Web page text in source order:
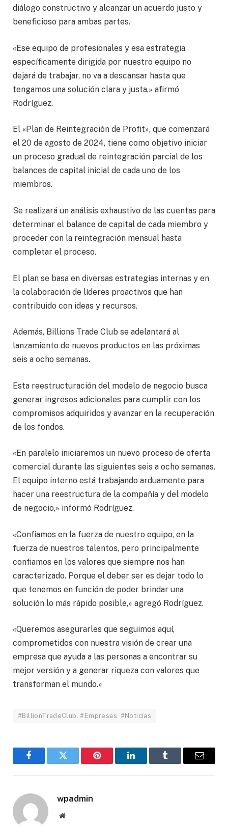
diálogo constructivo y alcanzar un acuerdo justo y
beneficioso para ambas partes.
«Ese equipo de profesionales y esa estrategia
específicamente dirigida por nuestro equipo no
dejará de trabajar, no va a descansar hasta que
tengamos una solución clara y justa,» afirmó
Rodríguez.
El «Plan de Reintegración de Profit», que comenzará
el 20 de agosto de 2024, tiene como objetivo iniciar
un proceso gradual de reintegración parcial de los
balances de capital inicial de cada uno de los
miembros.
Se realizará un análisis exhaustivo de las cuentas para
determinar el balance de capital de cada miembro y
proceder con la reintegración mensual hasta
completar el proceso.
El plan se basa en diversas estrategias internas y en
la colaboración de líderes proactivos que han
contribuido con ideas y recursos.
Además, Billions Trade Club se adelantará al
lanzamiento de nuevos productos en las próximas
seis a ocho semanas.
Esta reestructuración del modelo de negocio busca
generar ingresos adicionales para cumplir con los
compromisos adquiridos y avanzar en la recuperación
de los fondos.
«En paralelo iniciaremos un nuevo proceso de oferta
comercial durante las siguientes seis a ocho semanas.
El equipo interno está trabajando arduamente para
hacer una reestructura de la compañía y del modelo
de negocio,» informó Rodríguez.
«Confiamos en la fuerza de nuestro equipo, en la
fuerza de nuestros talentos, pero principalmente
confiamos en los valores que siempre nos han
caracterizado. Porque el deber ser es dejar todo lo
que tenemos en función de poder brindar una
solución lo más rápido posible,» agregó Rodríguez.
«Queremos asegurarles que seguimos aquí,
comprometidos con nuestra visión de crear una
empresa que ayuda a las personas a encontrar su
mejor versión y a generar riqueza con valores que
transforman el mundo.»
#BillionTradeClub. #Empresas. #Noticias
FacebookTwitter Pinterest LinkedInTumblr Email
wpadmin
Website